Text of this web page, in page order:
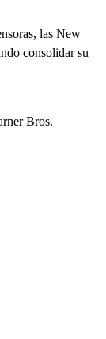
las New
consolidar su
Bros.